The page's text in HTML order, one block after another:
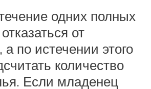
одних полных
от
а по истечении этого
количество
Если младенец